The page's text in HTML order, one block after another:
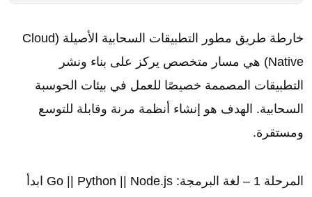
خارطة طريق مطور التطبيقات السحابية الأصيلة (Cloud
Native) هي مسار متخصص يركز على بناء ونشر
التطبيقات المصممة خصيصًا للعمل في بيئات الحوسبة
السحابية. الهدف هو إنشاء أنظمة مرنة وقابلة للتوسع
ومستقرة.
المرحلة 1 – لغة البرمجة: Go || Python || Node.js ابدأ